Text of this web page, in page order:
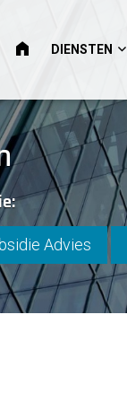
HOMEDIENSTEN
Advies